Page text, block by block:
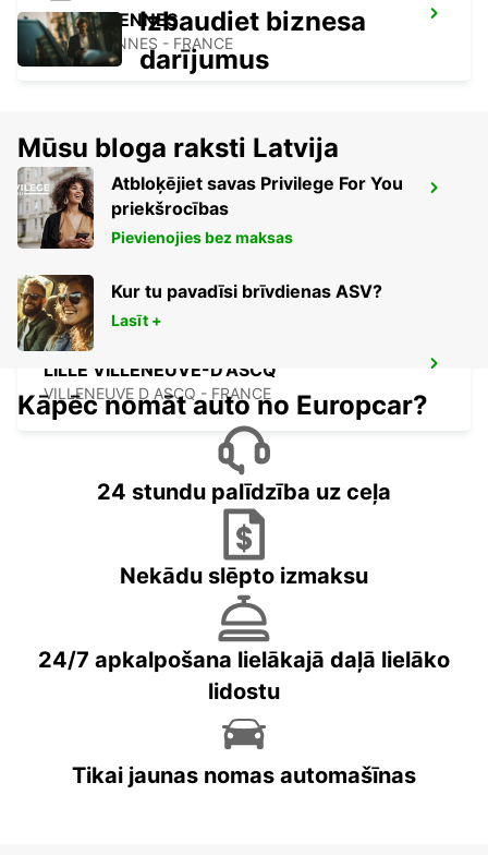
VALENCIENNES
VALENCIENNES - FRANCE
LENS RAILWAY STATION - SERVICE
POINT
LENS - FRANCE
LILLE VILLENEUVE-D'ASCQ
VILLENEUVE D ASCQ - FRANCE
Izbaudiet biznesa
darījumus
Mūsu bloga raksti Latvija
Atbloķējiet savas Privilege For You
priekšrocības
Pievienojies bez maksas
Kur tu pavadīsi brīvdienas ASV?
Lasīt +
Kāpēc nomāt auto no Europcar?
24 stundu palīdzība uz ceļa
Nekādu slēpto izmaksu
24/7 apkalpošana lielākajā daļā lielāko
lidostu
Tikai jaunas nomas automašīnas